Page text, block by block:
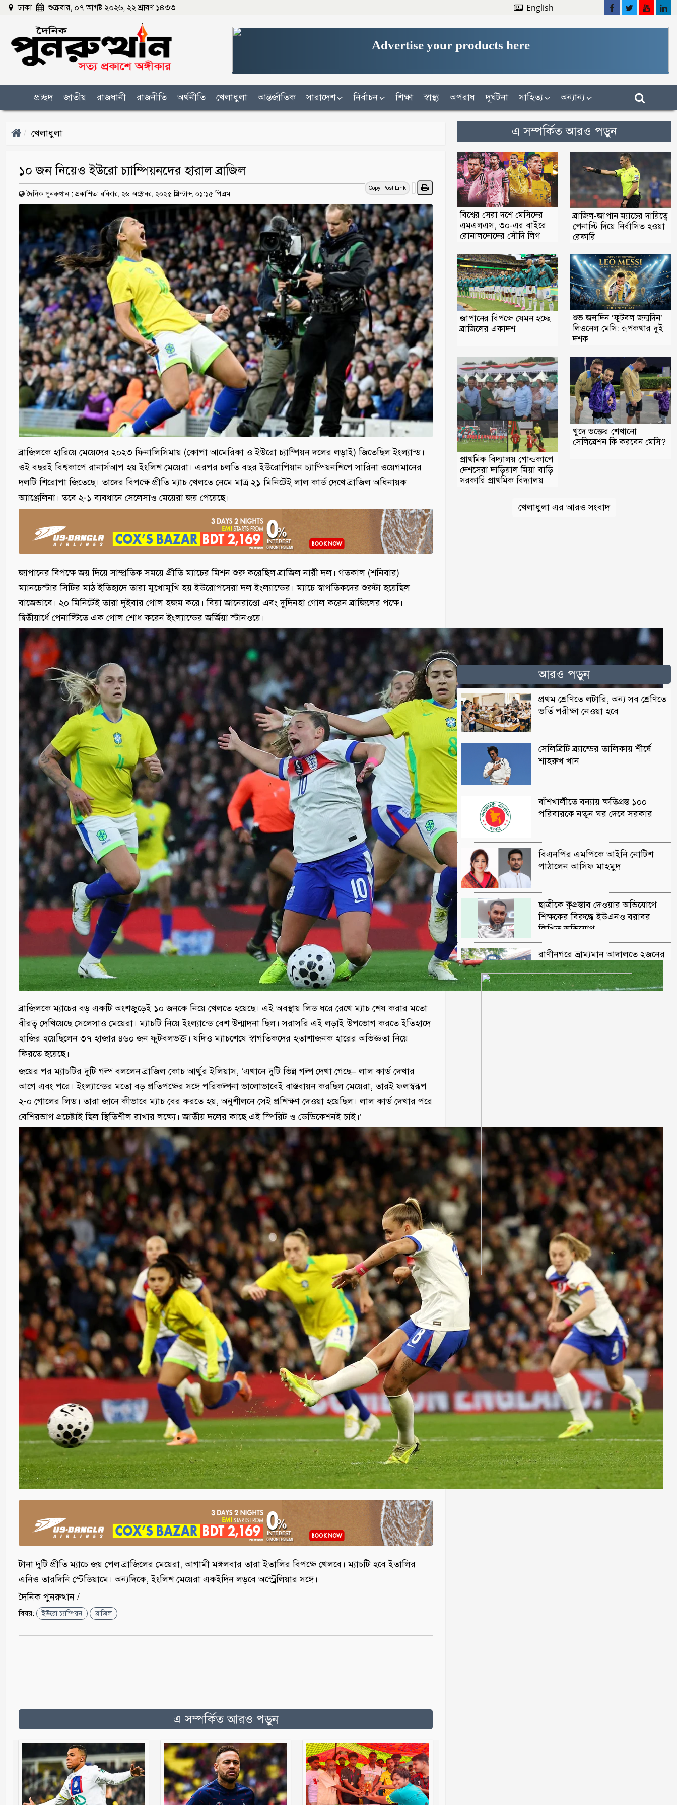
ঢাকা শুক্রবার, ০৭ আগষ্ট ২০২৬, ২২ শ্রাবণ ১৪৩৩ English
Advertise your products here
প্রচ্ছদ জাতীয় রাজধানী রাজনীতি অর্থনীতি খেলাধুলা আন্তর্জাতিক সারাদেশ নির্বাচন শিক্ষা স্বাস্থ্য অপরাধ দূর্ঘটনা সাহিত্য অন্যান্য
খেলাধুলা
১০ জন নিয়েও ইউরো চ্যাম্পিয়নদের হারাল ব্রাজিল
Copy Post Link
দৈনিক পুনরুত্থান ; প্রকাশিত: রবিবার, ২৬ অক্টোবর, ২০২৫ খ্রিস্টাব্দ, ০১:১৫ পিএম
ব্রাজিলকে হারিয়ে মেয়েদের ২০২৩ ফিনালিসিমায় (কোপা আমেরিকা ও ইউরো চ্যাম্পিয়ন দলের লড়াই) জিতেছিল ইংল্যান্ড।
ওই বছরই বিশ্বকাপে রানার্সআপ হয় ইংলিশ মেয়েরা। এরপর চলতি বছর ইউরোপিয়ান চ্যাম্পিয়নশিপে সারিনা ওয়েগমানের
দলটি শিরোপা জিতেছে। তাদের বিপক্ষে প্রীতি ম্যাচ খেলতে নেমে মাত্র ২১ মিনিটেই লাল কার্ড দেখে ব্রাজিল অধিনায়ক
অ্যাঞ্জেলিনা। তবে ২-১ ব্যবধানে সেলেসাও মেয়েরা জয় পেয়েছে।
জাপানের বিপক্ষে জয় দিয়ে সাম্প্রতিক সময়ে প্রীতি ম্যাচের মিশন শুরু করেছিল ব্রাজিল নারী দল। গতকাল (শনিবার)
ম্যানচেস্টার সিটির মাঠ ইতিহাদে তারা মুখোমুখি হয় ইউরোপসেরা দল ইংল্যান্ডের। ম্যাচে স্বাগতিকদের শুরুটা হয়েছিল
বাজেভাবে। ২০ মিনিটেই তারা দুইবার গোল হজম করে। বিয়া জানেরাত্তো এবং দুদিনহা গোল করেন ব্রাজিলের পক্ষে।
দ্বিতীয়ার্ধে পেনাল্টিতে এক গোল শোধ করেন ইংল্যান্ডের জর্জিয়া স্টানওয়ে।
ব্রাজিলকে ম্যাচের বড় একটি অংশজুড়েই ১০ জনকে নিয়ে খেলতে হয়েছে। এই অবস্থায় লিড ধরে রেখে ম্যাচ শেষ করার মতো
বীরত্ব দেখিয়েছে সেলেসাও মেয়েরা। ম্যাচটি নিয়ে ইংল্যান্ডে বেশ উন্মাদনা ছিল। সরাসরি এই লড়াই উপভোগ করতে ইতিহাদে
হাজির হয়েছিলেন ৩৭ হাজার ৪৬০ জন ফুটবলভক্ত। যদিও ম্যাচশেষে স্বাগতিকদের হতাশাজনক হারের অভিজ্ঞতা নিয়ে
ফিরতে হয়েছে।
জয়ের পর ম্যাচটির দুটি গল্প বললেন ব্রাজিল কোচ আর্থুর ইলিয়াস, ‘এখানে দুটি ভিন্ন গল্প দেখা গেছে– লাল কার্ড দেখার
আগে এবং পরে। ইংল্যান্ডের মতো বড় প্রতিপক্ষের সঙ্গে পরিকল্পনা ভালোভাবেই বাস্তবায়ন করছিল মেয়েরা, তারই ফলস্বরূপ
২-০ গোলের লিড। তারা জানে কীভাবে ম্যাচ বের করতে হয়, অনুশীলনে সেই প্রশিক্ষণ দেওয়া হয়েছিল। লাল কার্ড দেখার পরে
বেশিরভাগ প্রচেষ্টাই ছিল স্থিতিশীল রাখার লক্ষ্যে। জাতীয় দলের কাছে এই স্পিরিট ও ডেডিকেশনই চাই।’
টানা দুটি প্রীতি ম্যাচে জয় পেল ব্রাজিলের মেয়েরা, আগামী মঙ্গলবার তারা ইতালির বিপক্ষে খেলবে। ম্যাচটি হবে ইতালির
এনিও তারদিনি স্টেডিয়ামে। অন্যদিকে, ইংলিশ মেয়েরা একইদিন লড়বে অস্ট্রেলিয়ার সঙ্গে।
দৈনিক পুনরুত্থান /
বিষয়: ইউরো চ্যাম্পিয়ন ব্রাজিল
এ সম্পর্কিত আরও পড়ুন
এ সম্পর্কিত আরও পড়ুন
বিশ্বের সেরা দশে মেসিদের
এমএলএস, ৩০-এর বাইরে
রোনালদোদের সৌদি লিগ
ব্রাজিল-জাপান ম্যাচের দায়িত্বে
পেনাল্টি দিয়ে নির্বাসিত হওয়া
রেফারি
জাপানের বিপক্ষে যেমন হচ্ছে
ব্রাজিলের একাদশ
শুভ জন্মদিন ‘ফুটবল জন্মদিন’
লিওনেল মেসি: রূপকথার দুই
দশক
প্রাথমিক বিদ্যালয় গোল্ডকাপে
দেশসেরা দাড়িয়াল মিয়া বাড়ি
সরকারি প্রাথমিক বিদ্যালয়
খুদে ভক্তের শেখানো
সেলিব্রেশন কি করবেন মেসি?
খেলাধুলা এর আরও সংবাদ
আরও পড়ুন
প্রথম শ্রেণিতে লটারি, অন্য সব শ্রেণিতে
ভর্তি পরীক্ষা নেওয়া হবে
সেলিব্রিটি ব্র্যান্ডের তালিকায় শীর্ষে
শাহরুখ খান
বাঁশখালীতে বন্যায় ক্ষতিগ্রস্ত ১০০
পরিবারকে নতুন ঘর দেবে সরকার
বিএনপির এমপিকে আইনি নোটিশ
পাঠালেন আসিফ মাহমুদ
ছাত্রীকে কুপ্রস্তাব দেওয়ার অভিযোগে
শিক্ষকের বিরুদ্ধে ইউএনও বরাবর
লিখিত অভিযোগ
রাণীনগরে ভ্রাম্যমান আদালতে ২জনের
কারাদন্ড
‘মানুষ তোমাকে নিয়ে হিংসা করবে,
এটাই স্বাভাবিক’; জর্জিনাকে রোনালদো
ভারতীয় হাইকমিশনের কর্মকর্তা সেজে
প্রতারণা, সতর্ক থাকার পরামর্শ
সামনে আরো ধ্বংসাত্মক কর্মসূচিতে
যাবে জামায়াত-শিবির
দুই-তিন দিনের মধ্যে গ্যাসের পরিস্থিতি
স্বাভাবিক হবে
বরগুনায় ভাইয়ে ভাইয়ে সংঘর্ষে নিহত
জামাই
ওবায়দুল কাদেরসহ ৭ শীর্ষ নেতার
সর্বোচ্চ শাস্তির আবেদন
রাষ্ট্রপতি নির্বাচন ২০ আগস্ট
মাগুরায় সাকিব আল হাসানের বাড়িতে
‘পেট্রোল বোমা’ হামলা
পটুয়াখালী সদর উপজেলা আ লীগ
সহসভাপতি মিজানুর মারা গেছেন